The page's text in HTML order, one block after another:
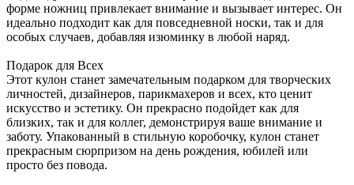
форме ножниц привлекает внимание и вызывает интерес. Он
идеально подходит как для повседневной носки, так и для
особых случаев, добавляя изюминку в любой наряд.
Подарок для Всех
Этот кулон станет замечательным подарком для творческих
личностей, дизайнеров, парикмахеров и всех, кто ценит
искусство и эстетику. Он прекрасно подойдет как для
близких, так и для коллег, демонстрируя ваше внимание и
заботу. Упакованный в стильную коробочку, кулон станет
прекрасным сюрпризом на день рождения, юбилей или
просто без повода.